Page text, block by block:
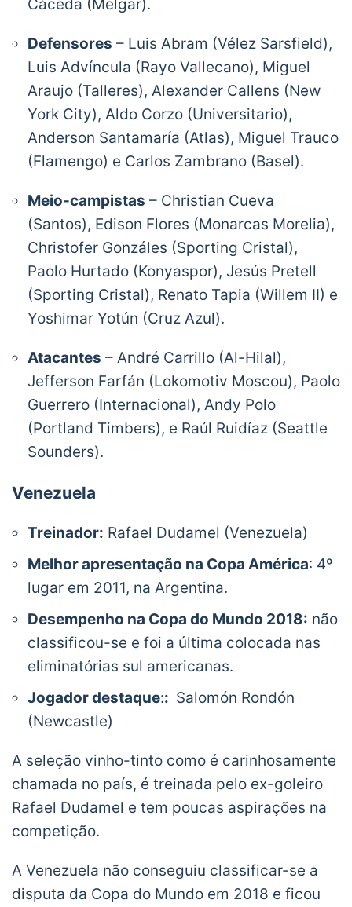
May 30, 2019
Cáceda (Melgar).
Defensores – Luis Abram (Vélez Sarsfield),
Luis Advíncula (Rayo Vallecano), Miguel
Araujo (Talleres), Alexander Callens (New
York City), Aldo Corzo (Universitario),
Anderson Santamaría (Atlas), Miguel Trauco
(Flamengo) e Carlos Zambrano (Basel).
Meio-campistas – Christian Cueva
(Santos), Edison Flores (Monarcas Morelia),
Christofer Gonzáles (Sporting Cristal),
Paolo Hurtado (Konyaspor), Jesús Pretell
(Sporting Cristal), Renato Tapia (Willem II) e
Yoshimar Yotún (Cruz Azul).
Atacantes – André Carrillo (Al-Hilal),
Jefferson Farfán (Lokomotiv Moscou), Paolo
Guerrero (Internacional), Andy Polo
(Portland Timbers), e Raúl Ruidíaz (Seattle
Sounders).
Venezuela
Treinador: Rafael Dudamel (Venezuela)
Melhor apresentação na Copa América: 4º
lugar em 2011, na Argentina.
Desempenho na Copa do Mundo 2018: não
classificou-se e foi a última colocada nas
eliminatórias sul americanas.
Jogador destaque:: Salomón Rondón
(Newcastle)
A seleção vinho-tinto como é carinhosamente
chamada no país, é treinada pelo ex-goleiro
Rafael Dudamel e tem poucas aspirações na
competição.
A Venezuela não conseguiu classificar-se a
disputa da Copa do Mundo em 2018 e ficou